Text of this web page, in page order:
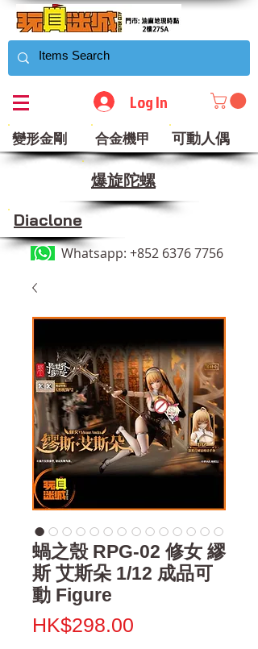
Log In
變形金剛 合金機甲 可動人偶
​爆旋陀螺
Diaclone
Whatsapp: +852 6376 7756
蝸之殼 RPG-02 修女 繆
斯 艾斯朵 1/12 成品可
動 Figure
HK$298.00